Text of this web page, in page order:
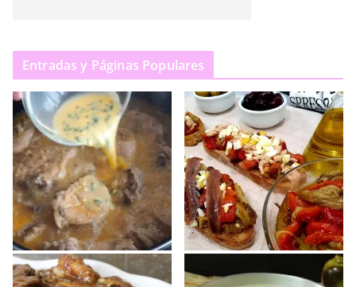
Entradas y Páginas Populares